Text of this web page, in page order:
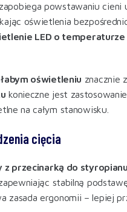
zapobiega powstawaniu cieni
oświetlenia
LED o
oświetleniu znacznie
konieczne jest
na całym stanowisku
cięcia
z przecinarką do styropianu
zapewniając stabilną
ergonomii – lepiej